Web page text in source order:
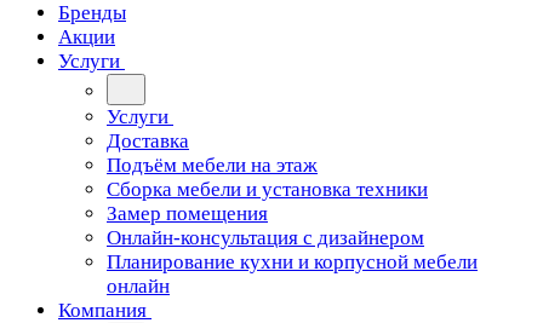
Бренды
Акции
Услуги
Услуги
Доставка
Подъём мебели на этаж
Сборка мебели и установка техники
Замер помещения
Онлайн-консультация с дизайнером
Планирование кухни и корпусной мебели
онлайн
Компания